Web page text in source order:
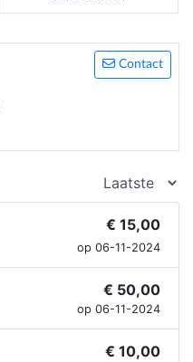
Contact
€ 15,00
op 06-11-2024
€ 50,00
op 06-11-2024
€ 10,00